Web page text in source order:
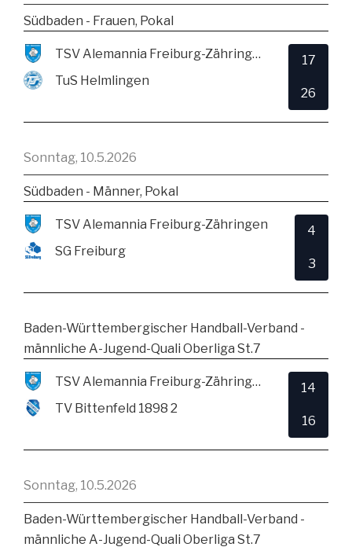
Südbaden - Frauen, Pokal
TSV Alemannia Freiburg-Zähringen
TuS Helmlingen
17
26
Sonntag, 10.5.2026
Südbaden - Männer, Pokal
TSV Alemannia Freiburg-Zähringen
SG Freiburg
4
3
Baden-Württembergischer Handball-Verband -
männliche A-Jugend-Quali Oberliga St.7
TSV Alemannia Freiburg-Zähringen
TV Bittenfeld 1898 2
14
16
Sonntag, 10.5.2026
Baden-Württembergischer Handball-Verband -
männliche A-Jugend-Quali Oberliga St.7